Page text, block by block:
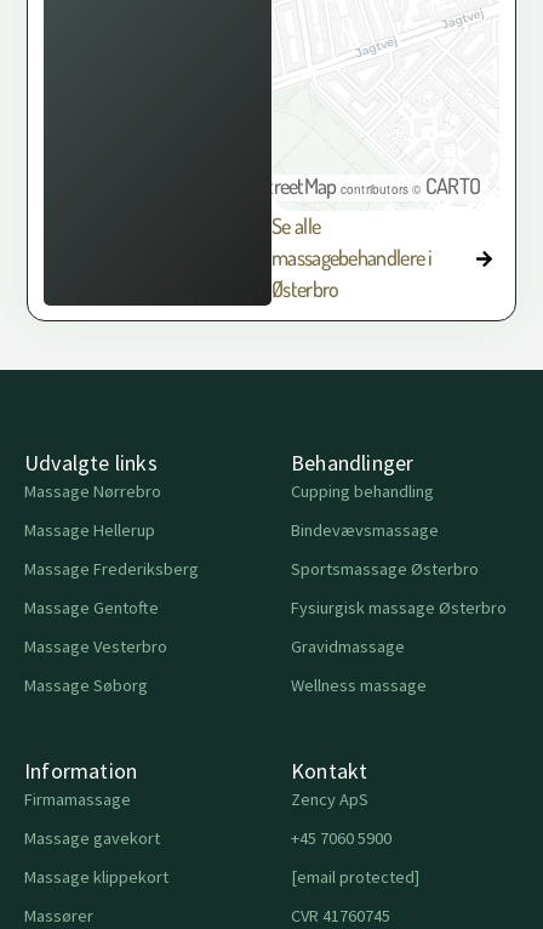
OpenStreetMapcontributors © CARTO
Se alle
massagebehandlere i
Østerbro
Udvalgte links
Massage Nørrebro
Massage Hellerup
Massage Frederiksberg
Massage Gentofte
Massage Vesterbro
Massage Søborg
Behandlinger
Cupping behandling
Bindevævsmassage
Sportsmassage Østerbro
Fysiurgisk massage Østerbro
Gravidmassage
Wellness massage
Information
Firmamassage
Massage gavekort
Massage klippekort
Massører
Kontakt
Zency ApS
+45 7060 5900
[email protected]
CVR 41760745